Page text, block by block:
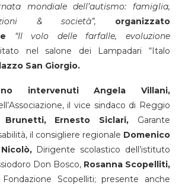
mondiale dell’autismo: famiglia,
& società”,
organizzato
“Il volo delle farfalle, evoluzione
nel salone dei Lampadari “Italo
San Giorgio.
intervenuti Angela Villani,
il vice sindaco di Reggio
Ernesto Siclari, Garante
il consigliere regionale Domenico
Dirigente scolastico dell’istituto
Don Bosco, Rosanna Scopelliti,
Scopelliti; presente anche